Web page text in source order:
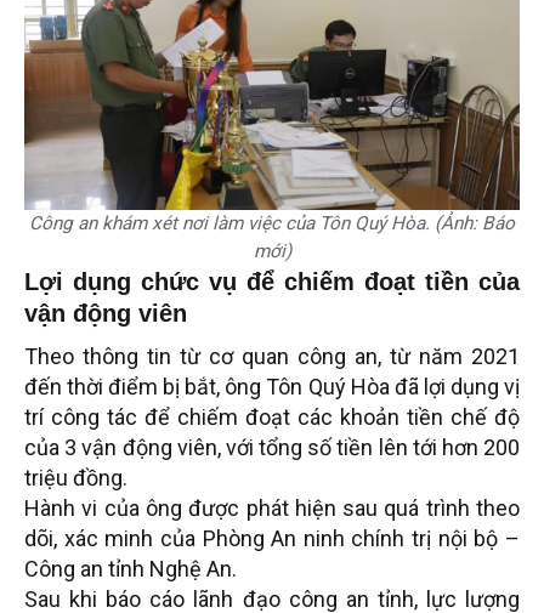
Công an khám xét nơi làm việc của Tôn Quý Hòa. (Ảnh: Báo
mới)
Lợi dụng chức vụ để chiếm đoạt tiền của
vận động viên
Theo thông tin từ cơ quan công an, từ năm 2021
đến thời điểm bị bắt, ông Tôn Quý Hòa đã lợi dụng vị
trí công tác để chiếm đoạt các khoản tiền chế độ
của 3 vận động viên, với tổng số tiền lên tới hơn 200
triệu đồng.
Hành vi của ông được phát hiện sau quá trình theo
dõi, xác minh của Phòng An ninh chính trị nội bộ –
Công an tỉnh Nghệ An.
Sau khi báo cáo lãnh đạo công an tỉnh, lực lượng